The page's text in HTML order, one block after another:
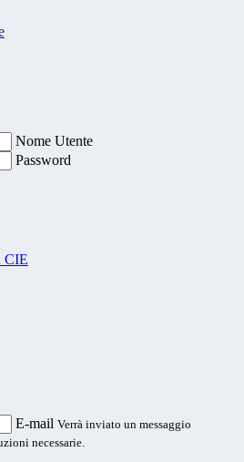
Nome Utente
Password
CIE
E-mail Verrà inviato un messaggio
necessarie.